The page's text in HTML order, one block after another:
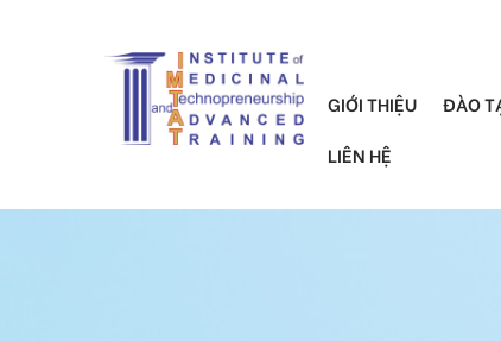
GIỚI THIỆU ĐÀO
LIÊN HỆ